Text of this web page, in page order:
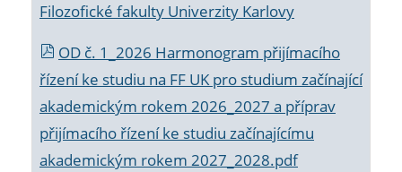
Filozofické fakulty Univerzity Karlovy
OD č. 1_2026 Harmonogram přijímacího
řízení ke studiu na FF UK pro studium začínající
akademickým rokem 2026_2027 a příprav
přijímacího řízení ke studiu začínajícímu
akademickým rokem 2027_2028.pdf